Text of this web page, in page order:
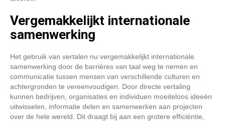
Vergemakkelijkt internationale
samenwerking
Het gebruik van vertalen nu vergemakkelijkt internationale
samenwerking door de barrières van taal weg te nemen en
communicatie tussen mensen van verschillende culturen en
achtergronden te vereenvoudigen. Door directe vertaling
kunnen bedrijven, organisaties en individuen moeiteloos ideeën
uitwisselen, informatie delen en samenwerken aan projecten
over de hele wereld. Dit draagt bij aan een grotere efficiëntie,